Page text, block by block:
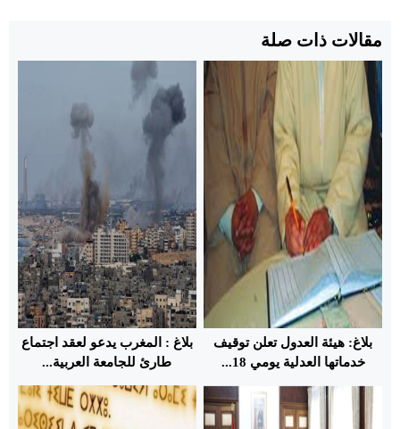
مقالات ذات صلة
بلاغ: هيئة العدول تعلن توقيف
خدماتها العدلية يومي 18...
بلاغ : المغرب يدعو لعقد اجتماع
طارئ للجامعة العربية...